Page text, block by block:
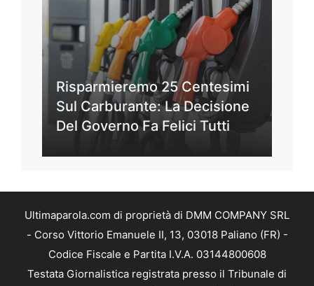
Risparmieremo 25 Centesimi
Sul Carburante: La Decisione
Del Governo Fa Felici Tutti
Ultimaparola.com di proprietà di DMM COMPANY SRL
- Corso Vittorio Emanuele II, 13, 03018 Paliano (FR) -
Codice Fiscale e Partita I.V.A. 03144800608
Testata Giornalistica registrata presso il Tribunale di